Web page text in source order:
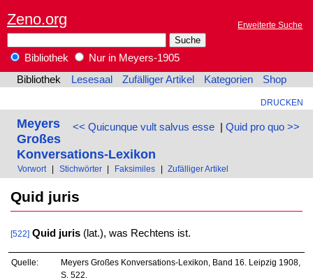
Zeno.org Erweiterte Suche
Bibliothek
Nur in Meyers-1905
Bibliothek
Lesesaal Zufälliger Artikel Kategorien Shop
DRUCKEN
<< Quicunque vult salvus esse| Quid pro quo >>
Meyers
Großes
Konversations-Lexikon
Vorwort Stichwörter Faksimiles Zufälliger Artikel
Quid juris
[522] Quid juris(lat.), was Rechtens ist.
Quelle:
Meyers Großes Konversations-Lexikon, Band 16. Leipzig 1908,
S. 522.